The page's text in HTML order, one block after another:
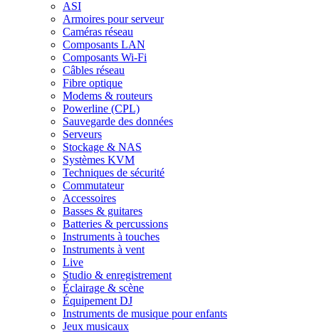
ASI
Armoires pour serveur
Caméras réseau
Composants LAN
Composants Wi-Fi
Câbles réseau
Fibre optique
Modems & routeurs
Powerline (CPL)
Sauvegarde des données
Serveurs
Stockage & NAS
Systèmes KVM
Techniques de sécurité
Commutateur
Accessoires
Basses & guitares
Batteries & percussions
Instruments à touches
Instruments à vent
Live
Studio & enregistrement
Éclairage & scène
Équipement DJ
Instruments de musique pour enfants
Jeux musicaux